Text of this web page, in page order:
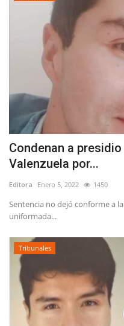
Condenan a
Valenzuela por...
Editora Enero 5, 2022 1450
Sentencia no dejó conforme a
uniformada...
Tribunales